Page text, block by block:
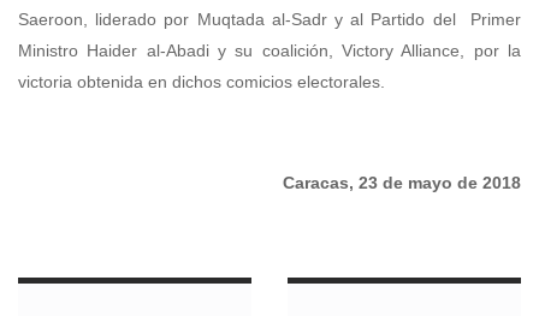
Saeroon, liderado por Muqtada al-Sadr y al Partido del Primer
Ministro Haider al-Abadi y su coalición, Victory Alliance, por la
victoria obtenida en dichos comicios electorales.
Caracas, 23 de mayo de 2018